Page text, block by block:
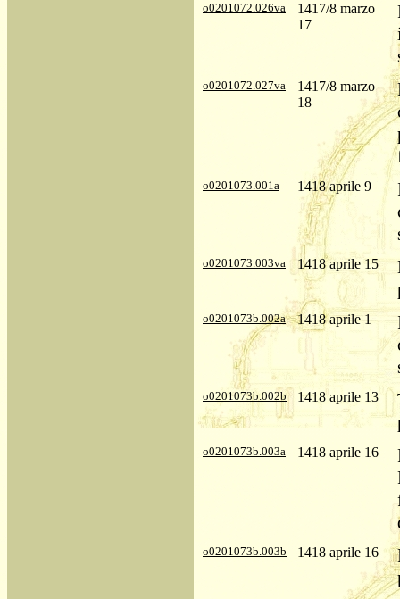
o0201072.026va
1417/8 marzo
17
o0201072.027va
1417/8 marzo
18
o0201073.001a 1418 aprile 9
o0201073.003va 1418 aprile 15
o0201073b.002a 1418 aprile 1
o0201073b.002b 1418 aprile 13
o0201073b.003a 1418 aprile 16
o0201073b.003b 1418 aprile 16